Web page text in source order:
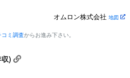
オムロン株式会社 地図
ミ調査からお進み下さい。
)